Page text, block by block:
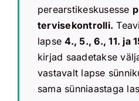
perearstikeskusesse
tervisekontrolli.
lapse4., 5., 6., 11. ja
kirjad saadetakse
vastavalt lapse
sama sünniaastaga